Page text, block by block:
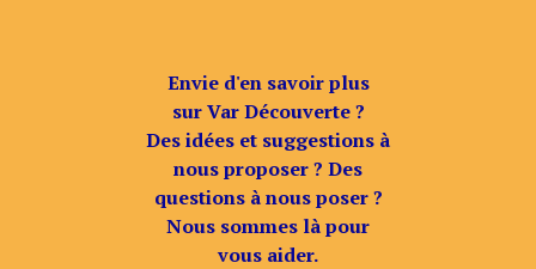
Envie d'en savoir plus
sur Var Découverte ?
Des idées et suggestions à
nous proposer ? Des
questions à nous poser ?
Nous sommes là pour
vous aider.